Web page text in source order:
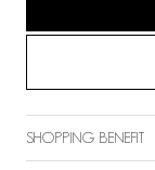
SHOPPING BENEFIT